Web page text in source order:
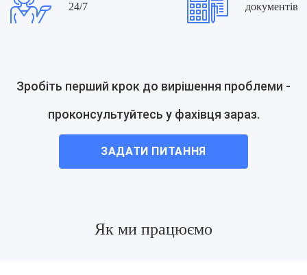
24/7
документів
Зробіть перший крок до вирішення проблеми -
проконсультуйтесь у фахівця зараз.
ЗАДАТИ ПИТАННЯ
Як ми працюємо